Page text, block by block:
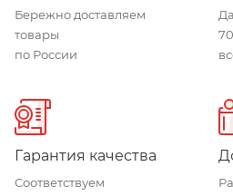
Бережно доставляем
товары
по России
Гарантия качества
Соответствуем